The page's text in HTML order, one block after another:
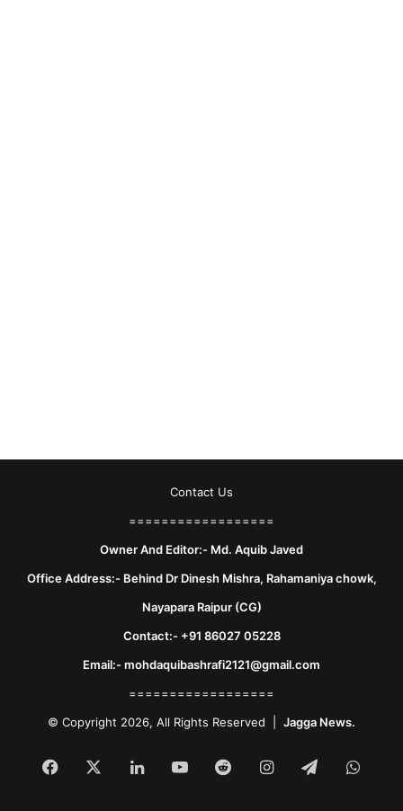
Contact Us
==================
Owner And Editor:- Md. Aquib Javed
Office Address:- Behind Dr Dinesh Mishra, Rahamaniya chowk,
Nayapara Raipur (CG)
Contact:- +91 86027 05228
Email:- mohdaquibashrafi2121@gmail.com
==================
© Copyright 2026, All Rights Reserved | Jagga News.
Facebook LinkedInYouTubeRedditInstagram
Telegram